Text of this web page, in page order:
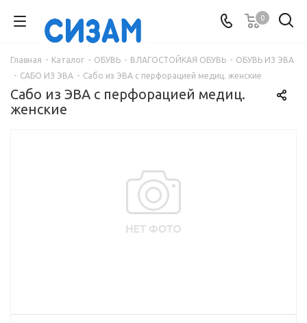
0
Главная - Каталог - ОБУВЬ - ВЛАГОСТОЙКАЯ ОБУВЬ - ОБУВЬ ИЗ ЭВА
- САБО ИЗ ЭВА - Сабо из ЭВА с перфорацией медиц. женские
Сабо из ЭВА с перфорацией медиц.
женские